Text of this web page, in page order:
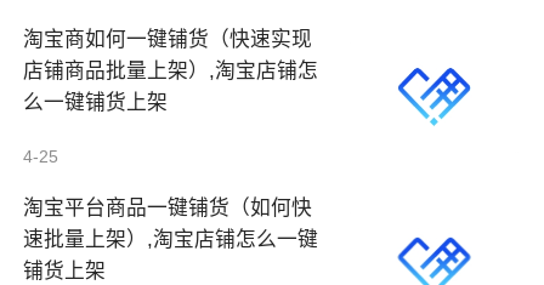
淘宝商如何一键铺货（快速实现
店铺商品批量上架）,淘宝店铺怎
么一键铺货上架
4-25
淘宝平台商品一键铺货（如何快
速批量上架）,淘宝店铺怎么一键
铺货上架